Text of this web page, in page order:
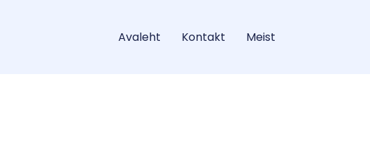
Avaleht Kontakt Meist